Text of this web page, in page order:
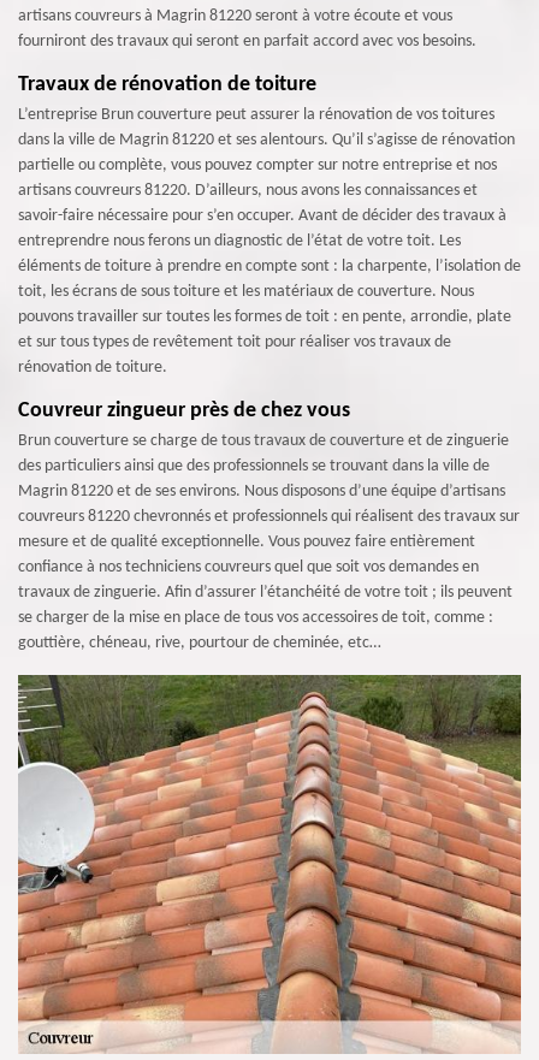
artisans couvreurs à Magrin 81220 seront à votre écoute et vous
fourniront des travaux qui seront en parfait accord avec vos besoins.
Travaux de rénovation de toiture
L’entreprise Brun couverture peut assurer la rénovation de vos toitures
dans la ville de Magrin 81220 et ses alentours. Qu’il s’agisse de rénovation
partielle ou complète, vous pouvez compter sur notre entreprise et nos
artisans couvreurs 81220. D’ailleurs, nous avons les connaissances et
savoir-faire nécessaire pour s’en occuper. Avant de décider des travaux à
entreprendre nous ferons un diagnostic de l’état de votre toit. Les
éléments de toiture à prendre en compte sont : la charpente, l’isolation de
toit, les écrans de sous toiture et les matériaux de couverture. Nous
pouvons travailler sur toutes les formes de toit : en pente, arrondie, plate
et sur tous types de revêtement toit pour réaliser vos travaux de
rénovation de toiture.
Couvreur zingueur près de chez vous
Brun couverture se charge de tous travaux de couverture et de zinguerie
des particuliers ainsi que des professionnels se trouvant dans la ville de
Magrin 81220 et de ses environs. Nous disposons d’une équipe d’artisans
couvreurs 81220 chevronnés et professionnels qui réalisent des travaux sur
mesure et de qualité exceptionnelle. Vous pouvez faire entièrement
confiance à nos techniciens couvreurs quel que soit vos demandes en
travaux de zinguerie. Afin d’assurer l’étanchéité de votre toit ; ils peuvent
se charger de la mise en place de tous vos accessoires de toit, comme :
gouttière, chéneau, rive, pourtour de cheminée, etc…